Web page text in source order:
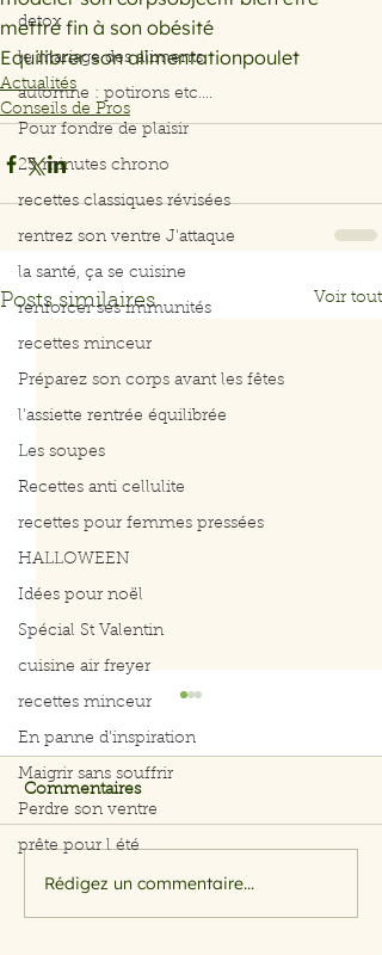
detox
le mariage des aliments
automne : potirons etc....
Pour fondre de plaisir
25 minutes chrono
recettes classiques révisées
rentrez son ventre J'attaque
la santé, ça se cuisine
renforcer ses immunités
recettes minceur
Préparez son corps avant les fêtes
l'assiette rentrée équilibrée
Les soupes
Recettes anti cellulite
recettes pour femmes pressées
HALLOWEEN
Idées pour noël
Spécial St Valentin
cuisine air freyer
recettes minceur
En panne d'inspiration
Maigrir sans souffrir
Perdre son ventre
prête pour l été
mettre fin à son obésité
Equilibrer son alimentationpoulet
Actualités
Conseils de Pros
Posts similaires Voir tout
Filet de saumon aux
herbes et citron
Commentaires
Rédigez un commentaire...